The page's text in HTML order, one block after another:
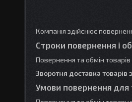
Компанія здійснює
Строки повернення і
Повернення та обмін
Зворотня доставка товарів
Умови повернення для